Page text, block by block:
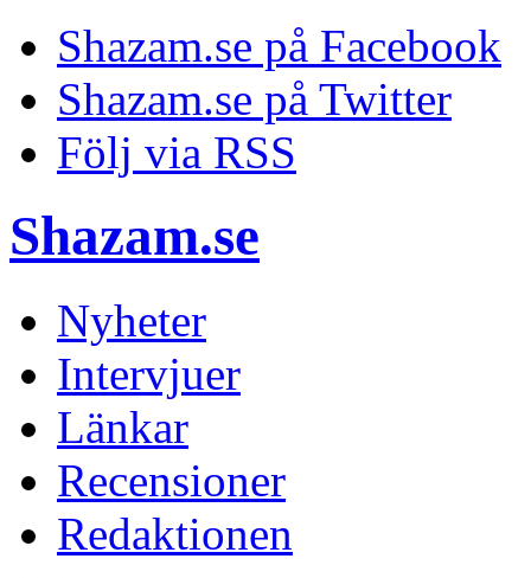
Shazam.se på Facebook
Shazam.se på Twitter
Följ via RSS
Shazam.se
Nyheter
Intervjuer
Länkar
Recensioner
Redaktionen